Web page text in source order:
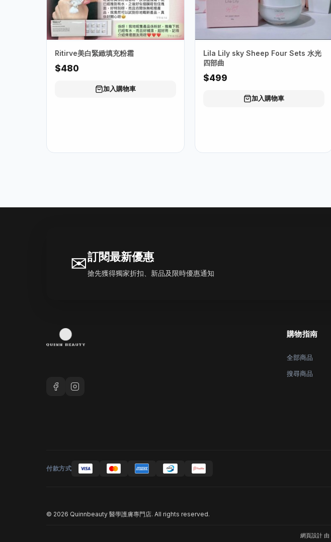
Ritirve美白緊緻填充粉霜
$480
加入購物車
Lila Lily sky Sheep Four Sets 水光
四部曲
$499
加入購物車
✉訂閱最新優惠
搶先獲得獨家折扣、新品及限時優惠通知
購物指南
全部商品
搜尋商品
付款方式
© 2026 Quinnbeauty 醫學護膚專門店. All rights reserved.
網頁設計 由